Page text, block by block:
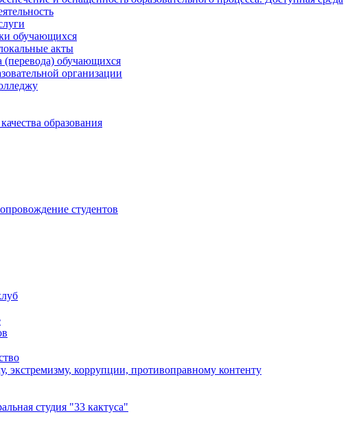
обучающихся
акты
(перевода) обучающихся
организации
образования
студентов
экстремизму, коррупции, противоправному контенту
студия "33 кактуса"